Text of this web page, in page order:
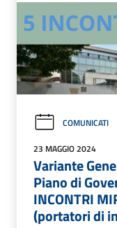
COMUNICATI
23 MAGGIO 2024
Variante
Piano di
INCONTRI
(portatori di